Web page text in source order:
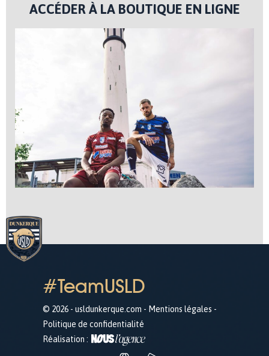
ACCÉDER À LA BOUTIQUE EN LIGNE
#TeamUSLD
© 2026 - usldunkerque.com - Mentions légales -
Politique de confidentialité
Réalisation :